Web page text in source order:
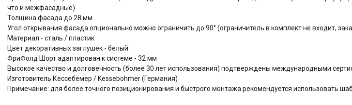
что и межфасадные)
Толщина фасада до 28 мм
Угол открывания фасада опционально можно ограничить до 90° (ограничитель в комплект не входит,
Материал - сталь / пластик
Цвет декоративных заглушек - белый
ФриФолд Шорт адаптирован к системе - 32 мм
Высокое качество и долговечность (более 30 лет использования) подтверждены международными
Изготовитель Кессебёмер / Kessebohmer (Германия)
Примечание: для более точного позиционирования и быстрого монтажа рекомендуется использовать